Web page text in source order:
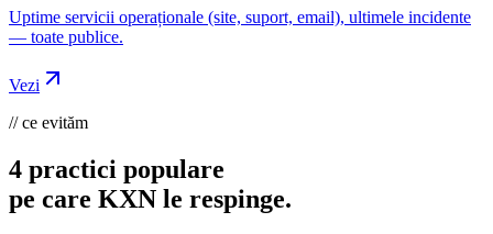
Uptime servicii operaționale (site, suport, email), ultimele incidente
— toate publice.
Vezi
// ce evităm
4 practici populare
pe care KXN le respinge.